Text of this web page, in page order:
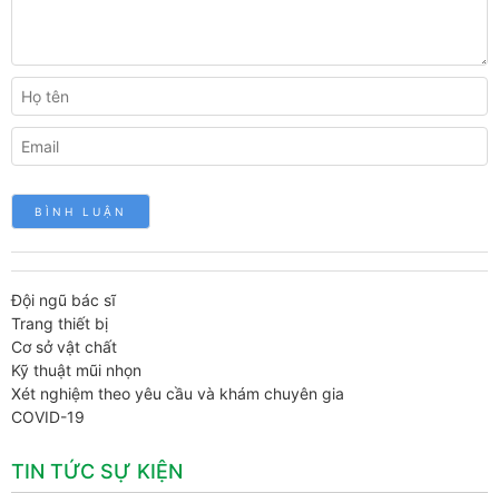
Đội ngũ bác sĩ
Trang thiết bị
Cơ sở vật chất
Kỹ thuật mũi nhọn
Xét nghiệm theo yêu cầu và khám chuyên gia
COVID-19
TIN TỨC SỰ KIỆN